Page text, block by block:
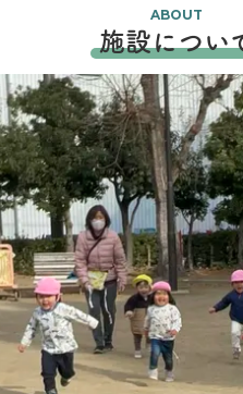
ABOUT
施設につい